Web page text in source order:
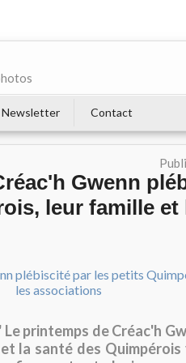
Newsletter Contact
Gwenn
leur famille et
printemps de Créac'h
la santé des